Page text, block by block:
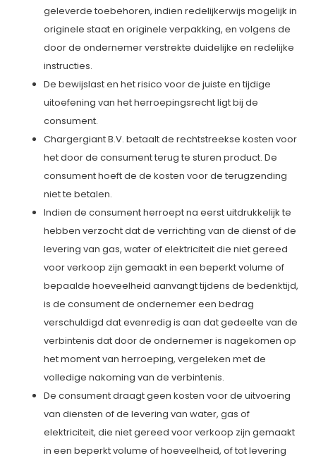
geleverde toebehoren, indien redelijkerwijs mogelijk in
originele staat en originele verpakking, en volgens de
door de ondernemer verstrekte duidelijke en redelijke
instructies.
De bewijslast en het risico voor de juiste en tijdige
uitoefening van het herroepingsrecht ligt bij de
consument.
Chargergiant B.V. betaalt de rechtstreekse kosten voor
het door de consument terug te sturen product. De
consument hoeft de de kosten voor de terugzending
niet te betalen.
Indien de consument herroept na eerst uitdrukkelijk te
hebben verzocht dat de verrichting van de dienst of de
levering van gas, water of elektriciteit die niet gereed
voor verkoop zijn gemaakt in een beperkt volume of
bepaalde hoeveelheid aanvangt tijdens de bedenktijd,
is de consument de ondernemer een bedrag
verschuldigd dat evenredig is aan dat gedeelte van de
verbintenis dat door de ondernemer is nagekomen op
het moment van herroeping, vergeleken met de
volledige nakoming van de verbintenis.
De consument draagt geen kosten voor de uitvoering
van diensten of de levering van water, gas of
elektriciteit, die niet gereed voor verkoop zijn gemaakt
in een beperkt volume of hoeveelheid, of tot levering